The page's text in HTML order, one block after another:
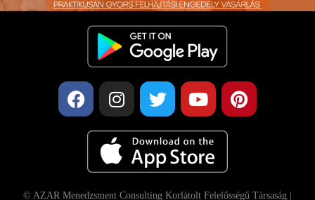
© AZAR Menedzsment Consulting Korlátolt Felelősségű Társaság |